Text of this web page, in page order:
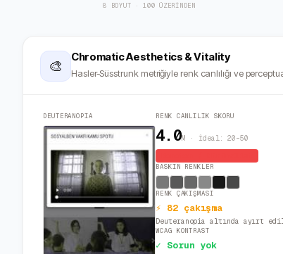
8 BOYUT · 100 ÜZERİNDEN
🎨
Chromatic Aesthetics & Vitality
Hasler-Süsstrunk metriğiyle renk canlılığı ve
DEUTERANOPIA RENK CANLILIK SKORU
4.0M · İdeal: 20–50
BASKIN RENKLER
RENK ÇAKIŞMASI
⚡ 82 çakışma
Deuteranopia altında ayırt
WCAG KONTRAST
✓ Sorun yok